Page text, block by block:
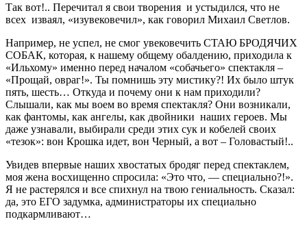
Так вот!.. Перечитал я свои творения и устыдился, что не
всех изваял, «изувековечил», как говорил Михаил Светлов.
Например, не успел, не смог увековечить СТАЮ БРОДЯЧИХ
СОБАК, которая, к нашему общему обалдению, приходила к
«Ильхому» именно перед началом «собачьего» спектакля –
«Прощай, овраг!». Ты помнишь эту мистику?! Их было штук
пять, шесть… Откуда и почему они к нам приходили?
Слышали, как мы воем во время спектакля? Они возникали,
как фантомы, как ангелы, как двойники наших героев. Мы
даже узнавали, выбирали среди этих сук и кобелей своих
«тезок»: вон Крошка идет, вон Черный, а вот – Головастый!..
Увидев впервые наших хвостатых бродяг перед спектаклем,
моя жена восхищенно спросила: «Это что, — специально?!».
Я не растерялся и все спихнул на твою гениальность. Сказал:
да, это ЕГО задумка, администраторы их специально
подкармливают…